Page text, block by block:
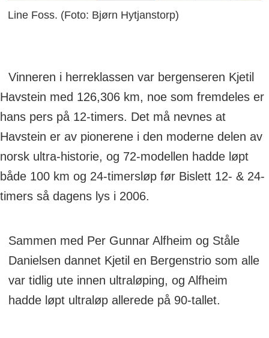
Line Foss. (Foto: Bjørn Hytjanstorp)
Vinneren i herreklassen var bergenseren Kjetil
Havstein med 126,306 km, noe som fremdeles er
hans pers på 12-timers. Det må nevnes at
Havstein er av pionerene i den moderne delen av
norsk ultra-historie, og 72-modellen hadde løpt
både 100 km og 24-timersløp før Bislett 12- & 24-
timers så dagens lys i 2006.
Sammen med Per Gunnar Alfheim og Ståle
Danielsen dannet Kjetil en Bergenstrio som alle
var tidlig ute innen ultraløping, og Alfheim
hadde løpt ultraløp allerede på 90-tallet.